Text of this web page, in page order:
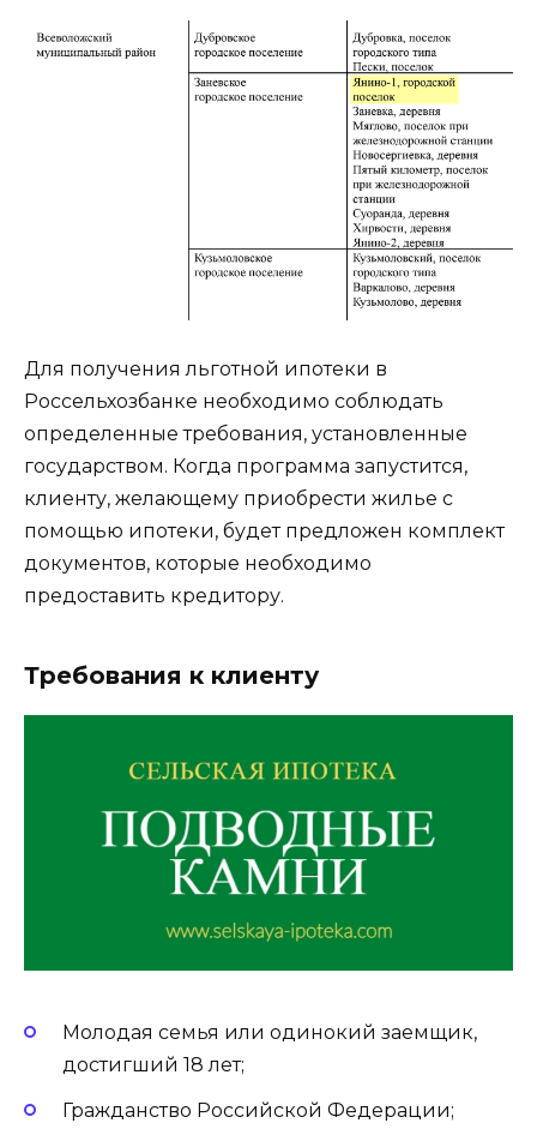
Для получения льготной ипотеки в
Россельхозбанке необходимо соблюдать
определенные требования, установленные
государством. Когда программа запустится,
клиенту, желающему приобрести жилье с
помощью ипотеки, будет предложен комплект
документов, которые необходимо
предоставить кредитору.
Требования к клиенту
Молодая семья или одинокий заемщик,
достигший 18 лет;
Гражданство Российской Федерации;